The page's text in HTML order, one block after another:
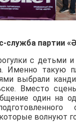
служба партии
с детьми
Именно такую
выбрали
Вместо
один на
волнуют